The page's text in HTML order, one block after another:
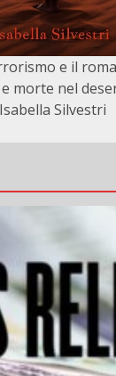
e il
morte nel
Isabella Silvestri